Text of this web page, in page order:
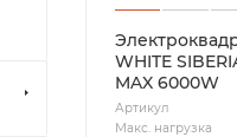
WHITE
MAX 6000W
Артикул
Макс. нагрузка